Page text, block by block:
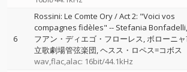
6
Rossini: Le Comte Ory / Act 2: "Voici vos
compagnes fidèles" -- Stefania Bonfadelli
フアン・ディエゴ・フローレス ボローニ
立歌劇場管弦楽団 ヘスス・ロペス=コボス
wav,flac,alac: 16bit/44.1kHz